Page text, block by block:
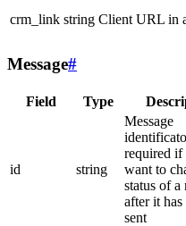
crm_link string Client URL in
Message#
Field Type
id string
Message
required if
want to
status of a
after it has
sent